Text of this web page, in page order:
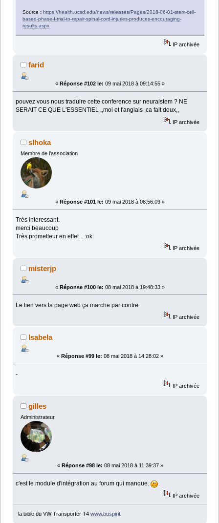
Source :https://health.ucsd.edu/news/releases/Pages/2018-06-01-stem-cell-
based-phase-I-trial-to-repair-spinal-cord-injuries-produces-encouraging-
results.aspx
IP archivée
farid
« Réponse #102 le: 09 mai 2018 à 09:14:55 »
pouvez vous nous traduire cette conference sur neuralstem ? NE
SERAIT CE QUE L'ESSENTIEL ,,moi et l'anglais ,ca fait deux,,
IP archivée
slhoka
Membre de l'association
« Réponse #101 le: 09 mai 2018 à 08:56:09 »
Très interessant.
merci beaucoup
Très prometteur en effet... :ok:
IP archivée
misterjp
« Réponse #100 le: 08 mai 2018 à 19:48:33 »
Le lien vers la page web ça marche par contre
IP archivée
Isabela
« Réponse #99 le: 08 mai 2018 à 14:28:02 »
-
IP archivée
gilles
Administrateur
« Réponse #98 le: 08 mai 2018 à 11:39:37 »
c'est le module d'intégration au forum qui manque.
IP archivée
la bible du VW Transporter T4 www.buspirit.